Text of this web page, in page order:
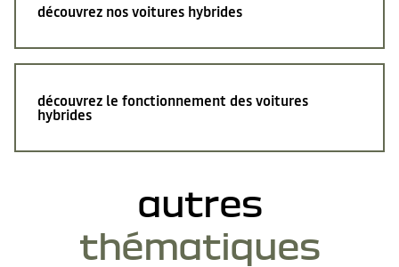
découvrez nos voitures hybrides
découvrez le fonctionnement des voitures
hybrides
autres
thématiques